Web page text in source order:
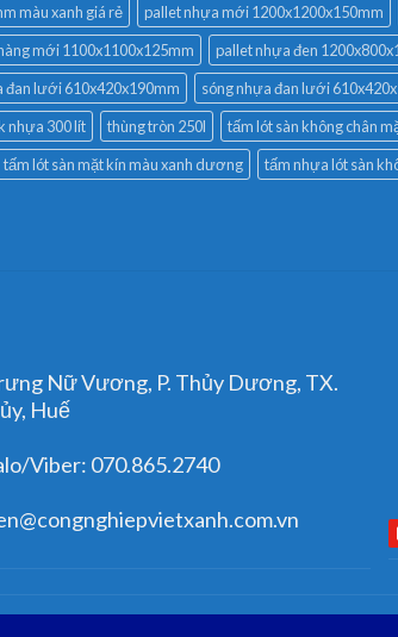
màu xanh giá rẻ pallet nhựa mới 1200x1200x150mm
mới 1100x1100x125mm pallet nhựa đen
đan lưới 610x420x190mm sóng nhựa đan lưới
nhựa 300 lít thùng tròn 250l
tấm lót sàn không chân
tấm lót sàn mặt kín màu xanh dương
tấm nhựa lót sàn
Nữ Vương, P. Thủy Dương, TX.
Huế
Viber: 070.865.2740